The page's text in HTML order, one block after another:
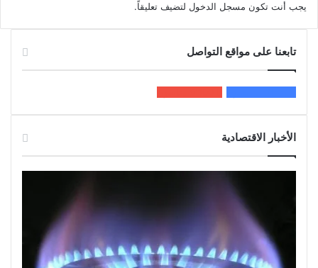
يجب أنت تكون مسجل الدخول لتضيف تعليقاً.
تابعنا على مواقع التواصل
الأخبار الاقتصادية